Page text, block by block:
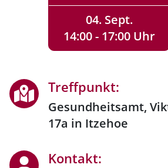
04. Sept.
14:00 - 17:00 Uhr
Treffpunkt:
Gesundheitsamt,
17a in Itzehoe
Kontakt: